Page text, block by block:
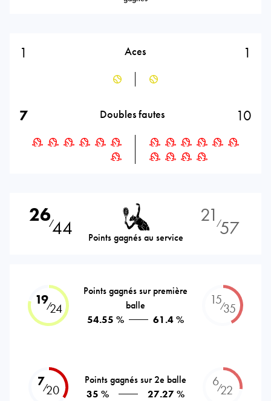
1 Aces 1
7 Doubles fautes 10
26⁄44 Points gagnés au service
21 ⁄57
19⁄24
Points gagnés sur première
balle
54.55 %
61.4 %
15⁄35
7⁄20
Points gagnés sur 2e balle
35 %
27.27 %
6⁄22